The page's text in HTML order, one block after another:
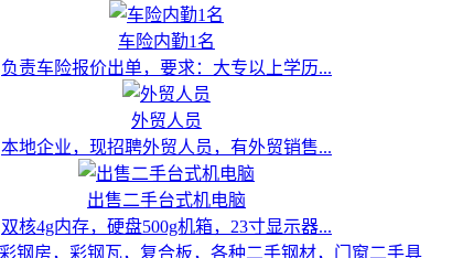
车险内勤1名
负责车险报价出单，要求：大专以上学历...
外贸人员
本地企业，现招聘外贸人员，有外贸销售...
出售二手台式机电脑
双核4g内存，硬盘500g机箱，23寸显示器...